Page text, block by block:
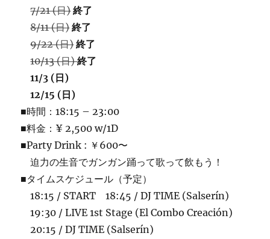
7/21 (日) 終了
8/11 (日) 終了
9/22 (日) 終了
10/13 (日)終了
11/3 (日)
12/15 (日)
■時間：18:15 – 23:00
■料金：¥ 2,500 w/1D
■Party Drink : ￥600〜
迫力の生音でガンガン踊って歌って飲もう！
■タイムスケジュール（予定）
18:15 / START 18:45 / DJ TIME (Salserín)
19:30 / LIVE 1st Stage (El Combo Creación)
20:15 / DJ TIME (Salserín)